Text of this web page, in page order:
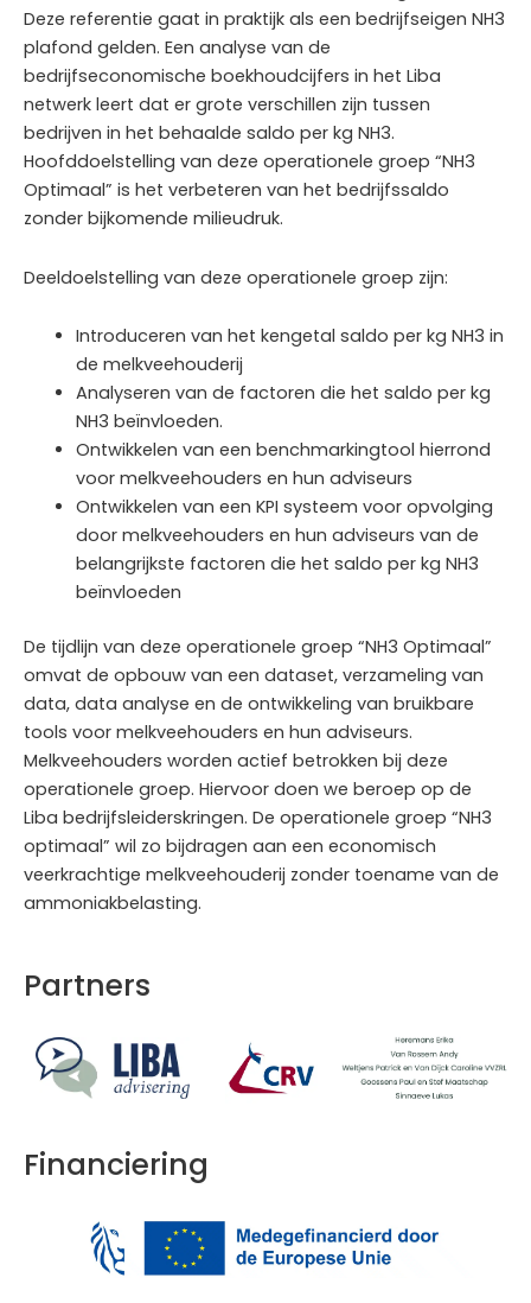
Deze referentie gaat in praktijk als een bedrijfseigen NH3
plafond gelden. Een analyse van de
bedrijfseconomische boekhoudcijfers in het Liba
netwerk leert dat er grote verschillen zijn tussen
bedrijven in het behaalde saldo per kg NH3.
Hoofddoelstelling van deze operationele groep “NH3
Optimaal” is het verbeteren van het bedrijfssaldo
zonder bijkomende milieudruk.
Deeldoelstelling van deze operationele groep zijn:
Introduceren van het kengetal saldo per kg NH3 in
de melkveehouderij
Analyseren van de factoren die het saldo per kg
NH3 beïnvloeden.
Ontwikkelen van een benchmarkingtool hierrond
voor melkveehouders en hun adviseurs
Ontwikkelen van een KPI systeem voor opvolging
door melkveehouders en hun adviseurs van de
belangrijkste factoren die het saldo per kg NH3
beïnvloeden
De tijdlijn van deze operationele groep “NH3 Optimaal”
omvat de opbouw van een dataset, verzameling van
data, data analyse en de ontwikkeling van bruikbare
tools voor melkveehouders en hun adviseurs.
Melkveehouders worden actief betrokken bij deze
operationele groep. Hiervoor doen we beroep op de
Liba bedrijfsleiderskringen. De operationele groep “NH3
optimaal” wil zo bijdragen aan een economisch
veerkrachtige melkveehouderij zonder toename van de
ammoniakbelasting.
Partners
Financiering